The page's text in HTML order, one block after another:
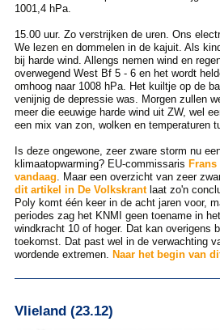
1001,4 hPa.
15.00 uur. Zo verstrijken de uren. Ons
We lezen en dommelen in de kajuit. Als
bij harde wind. Allengs nemen wind en
overwegend West Bf 5 - 6 en het wordt
omhoog naar 1008 hPa. Het kuiltje op de
venijnig de depressie was. Morgen zullen
meer die eeuwige harde wind uit ZW, wel
een mix van zon, wolken en temperaturen
Is deze ongewone, zeer zware storm nu
klimaatopwarming? EU-commissaris Frans
vandaag . Maar een overzicht van zeer
dit artikel in De Volkskrantlaat zo'n
Poly komt één keer in de acht jaren voor,
periodes zag het KNMI geen toename in
windkracht 10 of hoger. Dat kan overigens
toekomst. Dat past wel in de verwachting
wordende extremen. Naar het begin van
Vlieland (23.12)